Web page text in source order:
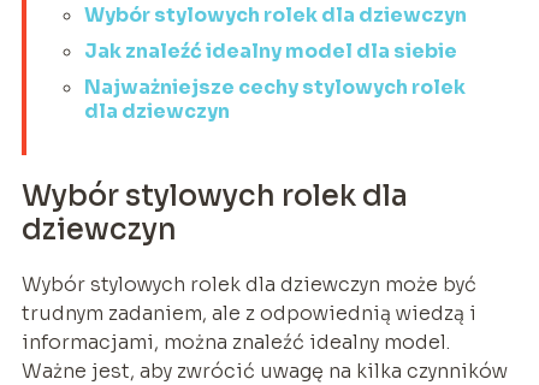
Wybór stylowych rolek dla dziewczyn
Jak znaleźć idealny model dla siebie
Najważniejsze cechy stylowych rolek
dla dziewczyn
Wybór stylowych rolek dla
dziewczyn
Wybór stylowych rolek dla dziewczyn może być
trudnym zadaniem, ale z odpowiednią wiedzą i
informacjami, można znaleźć idealny model.
Ważne jest, aby zwrócić uwagę na kilka czynników